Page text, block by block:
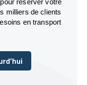
milliers de clients
en transport